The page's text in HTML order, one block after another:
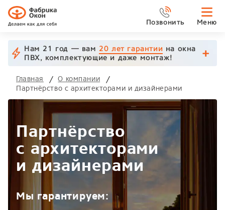
Позвонить Меню
Нам 21 год — вам 20 лет гарантии на окна
ПВХ, комплектующие и даже монтаж!
Главная
О компании
Партнёрство с архитекторами и дизайнерами
Партнёрство
с архитекторами
и дизайнерами
Мы гарантируем: